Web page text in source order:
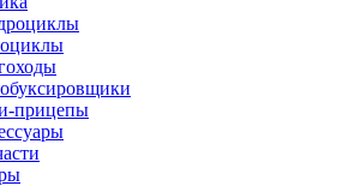
прицепы